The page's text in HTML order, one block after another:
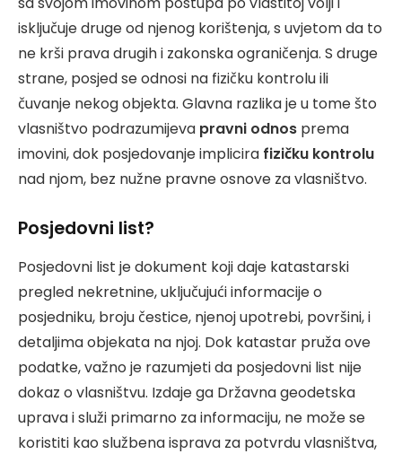
isključuje druge od njenog korištenja, s uvjetom da to
ne krši prava drugih i zakonska ograničenja. S druge
strane, posjed se odnosi na fizičku kontrolu ili
čuvanje nekog objekta. Glavna razlika je u tome što
vlasništvo podrazumijeva pravni odnos prema
imovini, dok posjedovanje implicira fizičku kontrolu
nad njom, bez nužne pravne osnove za vlasništvo.
Posjedovni list?
Posjedovni list je dokument koji daje katastarski
pregled nekretnine, uključujući informacije o
posjedniku, broju čestice, njenoj upotrebi, površini, i
detaljima objekata na njoj. Dok katastar pruža ove
podatke, važno je razumjeti da posjedovni list nije
dokaz o vlasništvu. Izdaje ga Državna geodetska
uprava i služi primarno za informaciju, ne može se
koristiti kao službena isprava za potvrdu vlasništva,